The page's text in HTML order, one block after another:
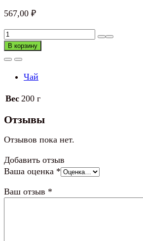
567,00 ₽
Количество
товара
Чай
Greenfield
Grey
листовой
В корзину
Чай
Вес 200 г
Отзывы
Отзывов пока нет.
Добавить отзыв
Ваша оценка *
Ваш отзыв *